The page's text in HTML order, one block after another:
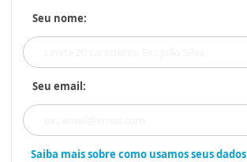
Seu nome:
Seu email:
Saiba mais sobre como usamos seus dados